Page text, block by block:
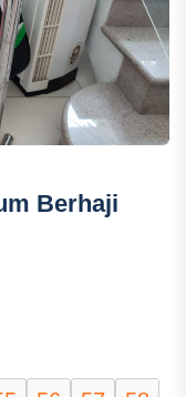
Berhaji